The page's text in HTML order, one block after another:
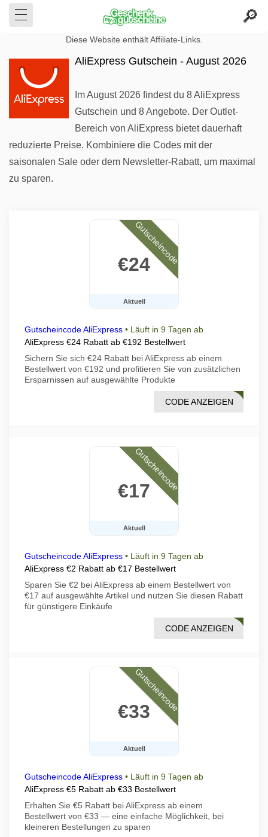
Diese Website enthält Affiliate-Links.
AliExpress Gutschein - August 2026
Im August 2026 findest du 8 AliExpress
Gutschein und 8 Angebote. Der Outlet-
Bereich von AliExpress bietet dauerhaft
reduzierte Preise. Kombiniere die Codes mit der
saisonalen Sale oder dem Newsletter-Rabatt, um maximal
zu sparen.
€24
Aktuell
Gutscheincode
Gutscheincode AliExpress • Läuft in 9 Tagen ab
AliExpress €24 Rabatt ab €192 Bestellwert
Sichern Sie sich €24 Rabatt bei AliExpress ab einem
Bestellwert von €192 und profitieren Sie von zusätzlichen
Ersparnissen auf ausgewählte Produkte
DF06
CODE ANZEIGEN
€17
Aktuell
Gutscheincode
Gutscheincode AliExpress • Läuft in 9 Tagen ab
AliExpress €2 Rabatt ab €17 Bestellwert
Sparen Sie €2 bei AliExpress ab einem Bestellwert von
€17 auf ausgewählte Artikel und nutzen Sie diesen Rabatt
für günstigere Einkäufe
NOS1
CODE ANZEIGEN
€33
Aktuell
Gutscheincode
Gutscheincode AliExpress • Läuft in 9 Tagen ab
AliExpress €5 Rabatt ab €33 Bestellwert
Erhalten Sie €5 Rabatt bei AliExpress ab einem
Bestellwert von €33 — eine einfache Möglichkeit, bei
kleineren Bestellungen zu sparen